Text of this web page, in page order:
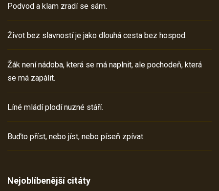
Podvod a klam zradí se sám.
Život bez slavností je jako dlouhá cesta bez hospod.
Žák není nádoba, která se má naplnit, ale pochodeň, která
se má zapálit.
Líné mládí plodí nuzné stáří.
Buďto příst, nebo jíst, nebo píseň zpívat.
Nejoblíbenější citáty